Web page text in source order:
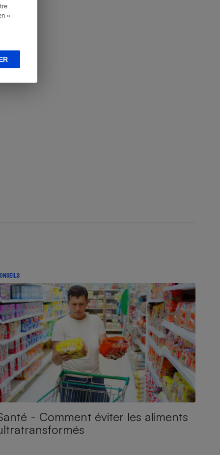
«
- Comment éviter les aliments